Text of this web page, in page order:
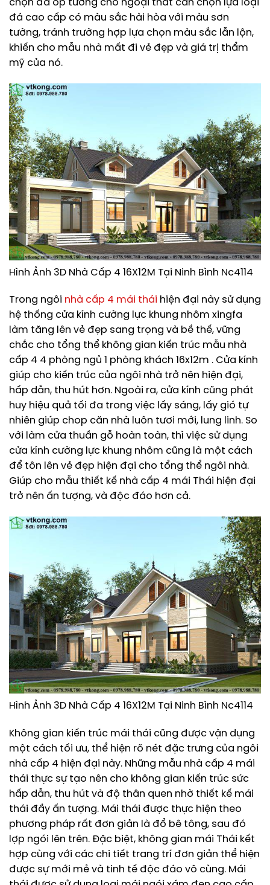
chọn đá ốp tường cho ngoại thất cần chọn lựa loại
đá cao cấp có màu sắc hài hòa với màu sơn
tường, tránh trường hợp lựa chọn màu sắc lẫn lộn,
khiến cho mẫu nhà mất đi vẻ đẹp và giá trị thẩm
mỹ của nó.
Hình Ảnh 3D Nhà Cấp 4 16X12M Tại Ninh Bình Nc4114
Trong ngôi nhà cấp 4 mái thái hiện đại này sử dụng
hệ thống cửa kính cường lực khung nhôm xingfa
làm tăng lên vẻ đẹp sang trọng và bề thế, vững
chắc cho tổng thể không gian kiến trúc mẫu nhà
cấp 4 4 phòng ngủ 1 phòng khách 16x12m . Cửa kính
giúp cho kiến trúc của ngôi nhà trở nên hiện đại,
hấp dẫn, thu hút hơn. Ngoài ra, cửa kính cũng phát
huy hiệu quả tối đa trong việc lấy sáng, lấy gió tự
nhiên giúp chop căn nhà luôn tươi mới, lung linh. So
với làm cửa thuần gỗ hoàn toàn, thì việc sử dụng
cửa kính cường lực khung nhôm cũng là một cách
để tôn lên vẻ đẹp hiện đại cho tổng thể ngôi nhà.
Giúp cho mẫu thiết kế nhà cấp 4 mái Thái hiện đại
trở nên ấn tượng, và độc đáo hơn cả.
Hình Ảnh 3D Nhà Cấp 4 16X12M Tại Ninh Bình Nc4114
Không gian kiến trúc mái thái cũng được vận dụng
một cách tối ưu, thể hiện rõ nét đặc trưng của ngôi
nhà cấp 4 hiện đại này. Những mẫu nhà cấp 4 mái
thái thực sự tạo nên cho không gian kiến trúc sức
hấp dẫn, thu hút và độ thân quen nhờ thiết kế mái
thái đầy ấn tượng. Mái thái được thực hiện theo
phương pháp rất đơn giản là đổ bê tông, sau đó
lợp ngói lên trên. Đặc biệt, không gian mái Thái kết
hợp cùng với các chi tiết trang trí đơn giản thể hiện
được sự mới mẻ và tinh tế độc đáo vô cùng. Mái